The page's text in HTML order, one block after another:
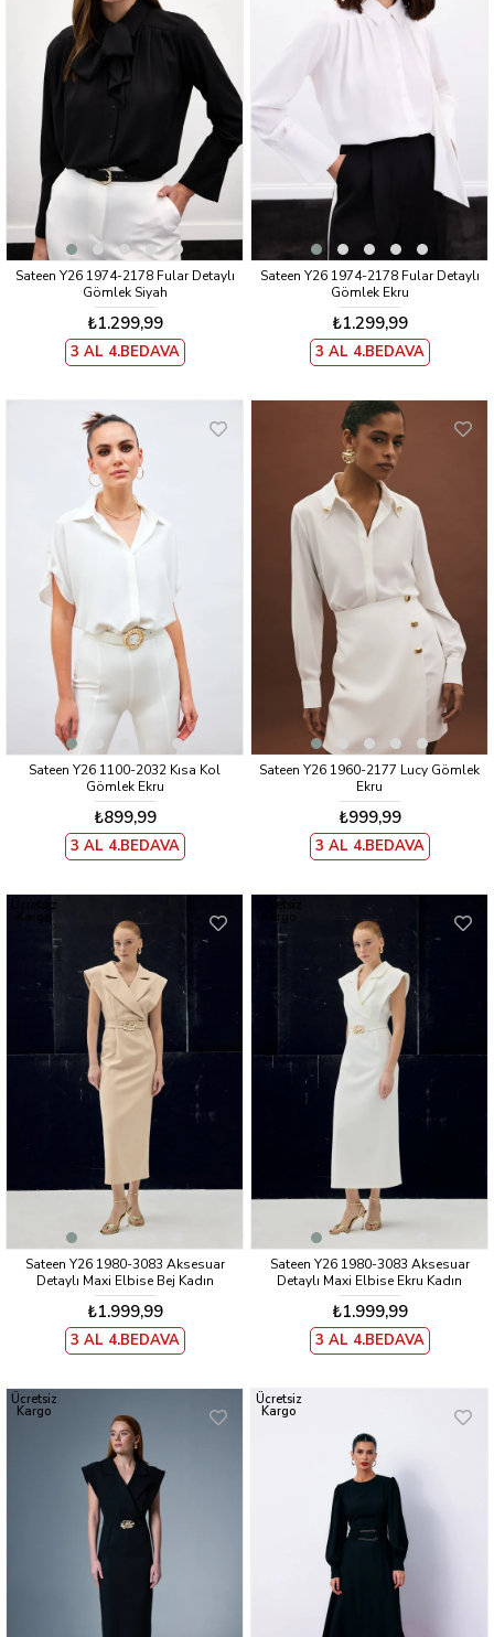
Sateen Y26 1974-2178 Fular Detaylı
Gömlek Siyah
₺1.299,99
3 AL 4.BEDAVA
Sateen Y26 1974-2178 Fular Detaylı
Gömlek Ekru
₺1.299,99
3 AL 4.BEDAVA
Sateen Y26 1100-2032 Kısa Kol
Gömlek Ekru
₺899,99
3 AL 4.BEDAVA
Sateen Y26 1960-2177 Lucy Gömlek
Ekru
₺999,99
3 AL 4.BEDAVA
Sateen Y26 1980-3083 Aksesuar
Detaylı Maxi Elbise Bej Kadın
₺1.999,99
3 AL 4.BEDAVA
Ücretsiz
Kargo
Sateen Y26 1980-3083 Aksesuar
Detaylı Maxi Elbise Ekru Kadın
₺1.999,99
3 AL 4.BEDAVA
Ücretsiz
Kargo
Ücretsiz
Kargo
Ücretsiz
Kargo